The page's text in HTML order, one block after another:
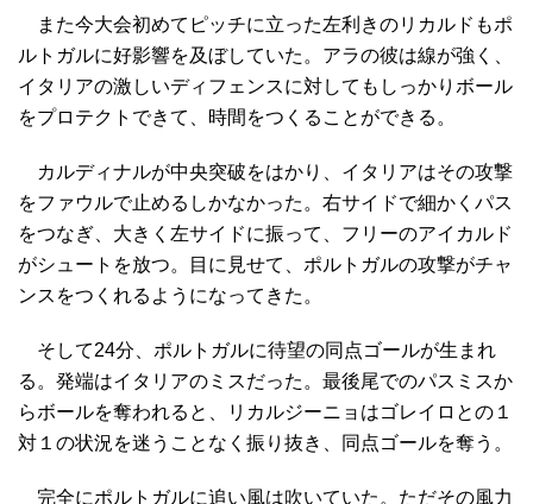
また今大会初めてピッチに立った左利きのリカルドもポ
ルトガルに好影響を及ぼしていた。アラの彼は線が強く、
イタリアの激しいディフェンスに対してもしっかりボール
をプロテクトできて、時間をつくることができる。
カルディナルが中央突破をはかり、イタリアはその攻撃
をファウルで止めるしかなかった。右サイドで細かくパス
をつなぎ、大きく左サイドに振って、フリーのアイカルド
がシュートを放つ。目に見せて、ポルトガルの攻撃がチャ
ンスをつくれるようになってきた。
そして24分、ポルトガルに待望の同点ゴールが生まれ
る。発端はイタリアのミスだった。最後尾でのパスミスか
らボールを奪われると、リカルジーニョはゴレイロとの１
対１の状況を迷うことなく振り抜き、同点ゴールを奪う。
完全にポルトガルに追い風は吹いていた。ただその風力